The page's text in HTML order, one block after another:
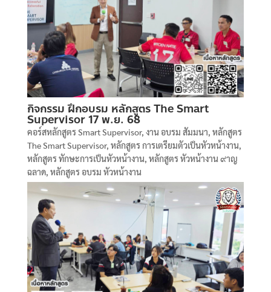
กิจกรรม ฝึกอบรม หลักสูตร The Smart
Supervisor 17 พ.ย. 68
คอร์สหลักสูตร Smart Supervisor, งาน อบรม สัมมนา, หลักสูตร
The Smart Supervisor, หลักสูตร การเตรียมตัวเป็นหัวหน้างาน,
หลักสูตร ทักษะการเป็นหัวหน้างาน, หลักสูตร หัวหน้างาน ๙าญ
ฉลาด, หลักสูตร อบรม หัวหน้างาน